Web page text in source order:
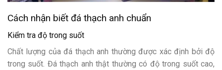
Cách nhận biết đá thạch anh chuẩn
Kiểm tra độ trong suốt
Chất lượng của đá thạch anh thường được xác định bởi độ
trong suốt. Đá thạch anh thật thường có độ trong suốt cao,